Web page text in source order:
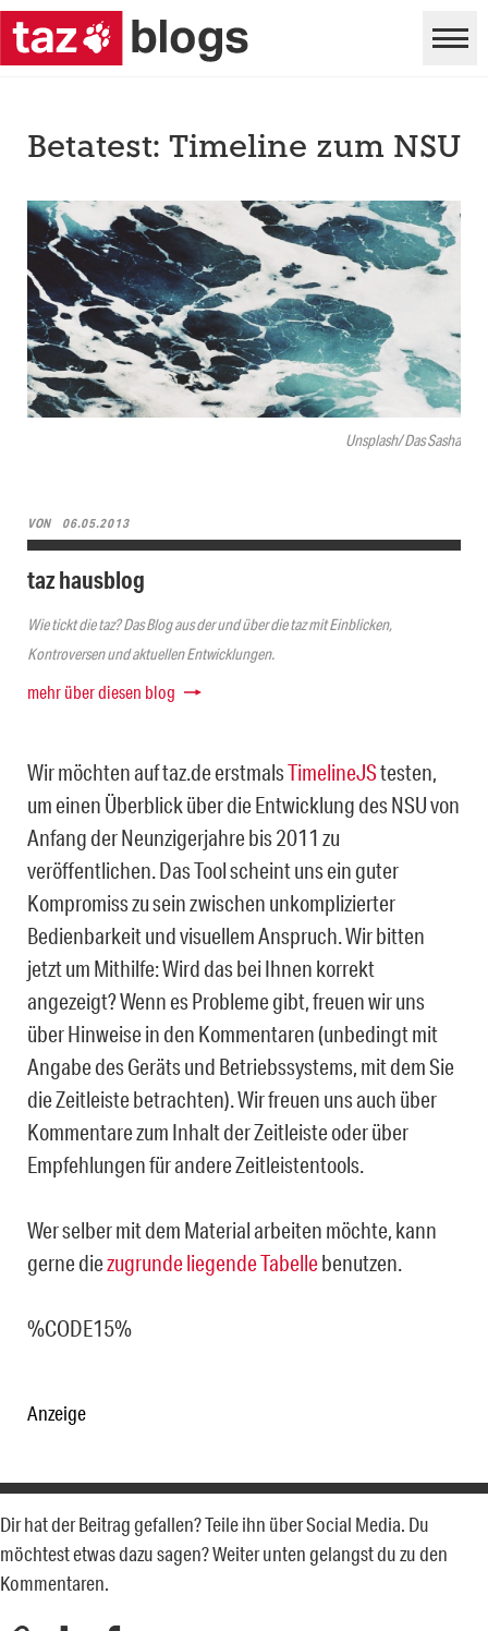
Unsplash/ Das Sasha
Betatest: Timeline zum NSU
VON 06.05.2013
taz hausblog
Wie tickt die taz? Das Blog aus der und über die taz mit Einblicken,
Kontroversen und aktuellen Entwicklungen.
mehr über diesen blog
Wir möchten auf taz.de erstmalsTimelineJStesten,
um einen Überblick über die Entwicklung des NSU von
Anfang der Neunzigerjahre bis 2011 zu
veröffentlichen. Das Tool scheint uns ein guter
Kompromiss zu sein zwischen unkomplizierter
Bedienbarkeit und visuellem Anspruch. Wir bitten
jetzt um Mithilfe: Wird das bei Ihnen korrekt
angezeigt? Wenn es Probleme gibt, freuen wir uns
über Hinweise in den Kommentaren (unbedingt mit
Angabe des Geräts und Betriebssystems, mit dem Sie
die Zeitleiste betrachten). Wir freuen uns auch über
Kommentare zum Inhalt der Zeitleiste oder über
Empfehlungen für andere Zeitleistentools.
Wer selber mit dem Material arbeiten möchte, kann
gerne diezugrunde liegende Tabellebenutzen.
%CODE15%
Anzeige
Dir hat der Beitrag gefallen? Teile ihn über Social Media. Du
möchtest etwas dazu sagen? Weiter unten gelangst du zu den
Kommentaren.